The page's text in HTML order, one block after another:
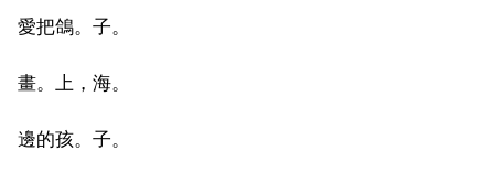
愛把鴿。子。
畫。上，海。
邊的孩。子。